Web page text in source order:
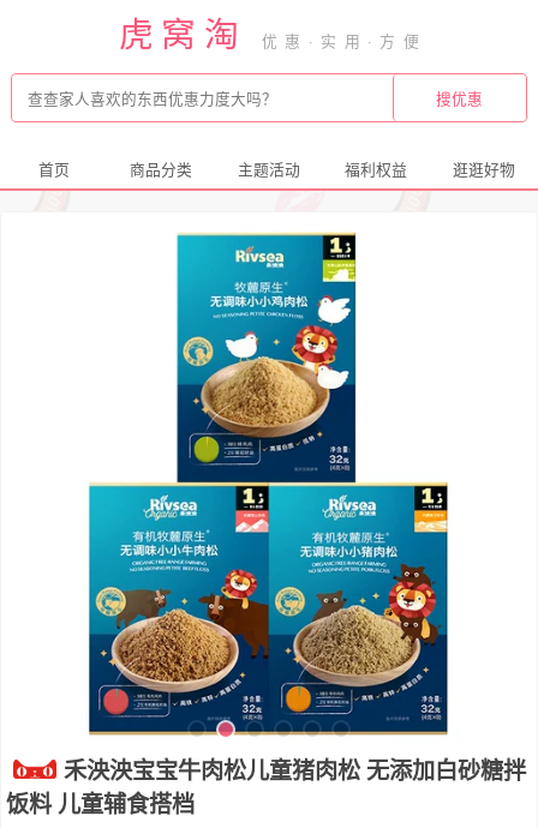
虎窝淘
首页 商品分类 主题活动 福利权益 逛逛好物
禾泱泱宝宝牛肉松儿童猪肉松 无添加白砂糖拌
饭料 儿童辅食搭档